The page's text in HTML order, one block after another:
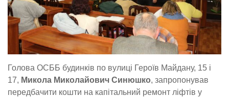
Голова ОСББ будинків по вулиці Героїв Майдану, 15 і
17, Микола Миколайович Синюшко, запропонував
передбачити кошти на капітальний ремонт ліфтів у